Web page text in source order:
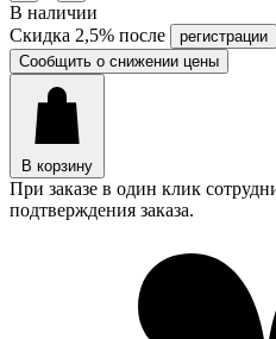
В наличии
Скидка 2,5% после
регистрации
Сообщить о снижении цены
В корзину
При заказе в один клик
подтверждения заказа.